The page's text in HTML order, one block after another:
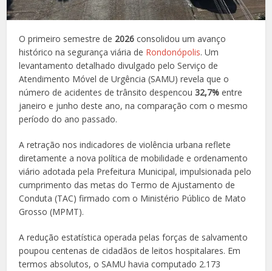
O primeiro semestre de 2026 consolidou um avanço
histórico na segurança viária de Rondonópolis. Um
levantamento detalhado divulgado pelo Serviço de
Atendimento Móvel de Urgência (SAMU) revela que o
número de acidentes de trânsito despencou32,7% entre
janeiro e junho deste ano, na comparação com o mesmo
período do ano passado.
A retração nos indicadores de violência urbana reflete
diretamente a nova política de mobilidade e ordenamento
viário adotada pela Prefeitura Municipal, impulsionada pelo
cumprimento das metas do Termo de Ajustamento de
Conduta (TAC) firmado com o Ministério Público de Mato
Grosso (MPMT).
A redução estatística operada pelas forças de salvamento
poupou centenas de cidadãos de leitos hospitalares. Em
termos absolutos, o SAMU havia computado 2.173